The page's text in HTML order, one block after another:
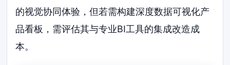
的视觉协同体验，但若需构建深度数据可视化产
品看板，需评估其与专业BI工具的集成改造成
本。